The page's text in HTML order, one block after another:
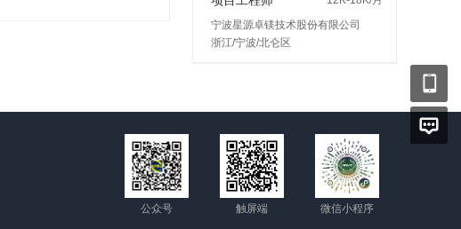
宁波星源卓镁技术股份有限公司
浙江/宁波/北仑区
公众号 触屏端 微信小程序